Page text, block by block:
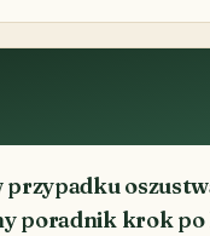
przypadku
poradnik krok